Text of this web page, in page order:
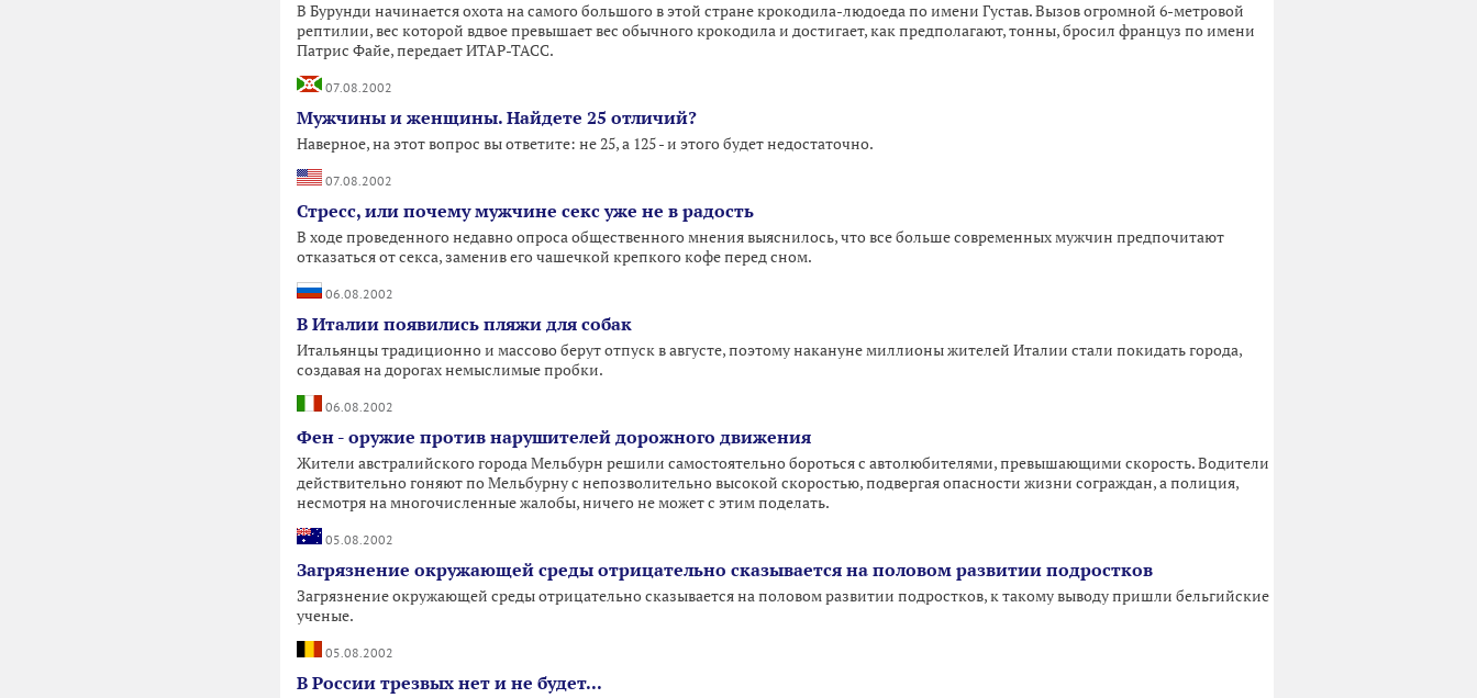
В Бурунди начинается охота на самого большого в этой стране крокодила-людоеда по имени Густав. Вызов огромной 6-метровой
рептилии, вес которой вдвое превышает вес обычного крокодила и достигает, как предполагают, тонны, бросил француз по имени
Патрис Файе, передает ИТАР-ТАСС.
07.08.2002
Мужчины и женщины. Найдете 25 отличий?
Наверное, на этот вопрос вы ответите: не 25, а 125 - и этого будет недостаточно.
07.08.2002
Стресс, или почему мужчине секс уже не в радость
В ходе проведенного недавно опроса общественного мнения выяснилось, что все больше современных мужчин предпочитают
отказаться от секса, заменив его чашечкой крепкого кофе перед сном.
06.08.2002
В Италии появились пляжи для собак
Итальянцы традиционно и массово берут отпуск в августе, поэтому накануне миллионы жителей Италии стали покидать города,
создавая на дорогах немыслимые пробки.
06.08.2002
Фен - оружие против нарушителей дорожного движения
Жители австралийского города Мельбурн решили самостоятельно бороться с автолюбителями, превышающими скорость. Водители
действительно гоняют по Мельбурну с непозволительно высокой скоростью, подвергая опасности жизни сограждан, а полиция,
несмотря на многочисленные жалобы, ничего не может с этим поделать.
05.08.2002
Загрязнение окружающей среды отрицательно сказывается на половом развитии подростков
Загрязнение окружающей среды отрицательно сказывается на половом развитии подростков, к такому выводу пришли бельгийские
ученые.
05.08.2002
В России трезвых нет и не будет...